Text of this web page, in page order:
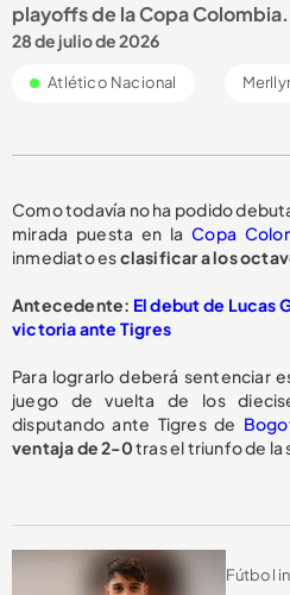
playoffs de la Copa Colombia.
28 de julio de 2026
Atlético Nacional
Como todavía no ha podido
mirada puesta en laCopa
inmediato esclasificar a los
Antecedente: El debut de Lucas
victoria ante Tigres
Para lograrlo deberá sentenciar
juego de vuelta de los
disputando ante Tigres de
ventaja de 2-0tras el triunfo de la
Fútbol